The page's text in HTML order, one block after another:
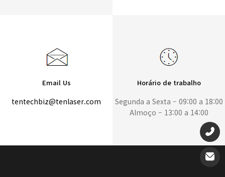
Email Us
tentechbiz@tenlaser.com
Horário de trabalho
Segunda a Sexta – 09:00 a 18:00
Almoço – 13:00 a 14:00